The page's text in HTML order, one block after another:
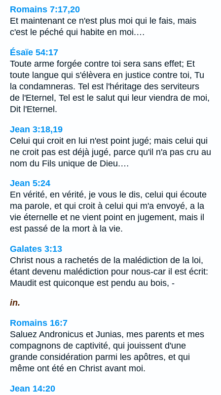
Romains 7:17,20
Et maintenant ce n'est plus moi qui le fais, mais
c'est le péché qui habite en moi.…
Ésaïe 54:17
Toute arme forgée contre toi sera sans effet; Et
toute langue qui s'élèvera en justice contre toi, Tu
la condamneras. Tel est l'héritage des serviteurs
de l'Eternel, Tel est le salut qui leur viendra de moi,
Dit l'Eternel.
Jean 3:18,19
Celui qui croit en lui n'est point jugé; mais celui qui
ne croit pas est déjà jugé, parce qu'il n'a pas cru au
nom du Fils unique de Dieu.…
Jean 5:24
En vérité, en vérité, je vous le dis, celui qui écoute
ma parole, et qui croit à celui qui m'a envoyé, a la
vie éternelle et ne vient point en jugement, mais il
est passé de la mort à la vie.
Galates 3:13
Christ nous a rachetés de la malédiction de la loi,
étant devenu malédiction pour nous-car il est écrit:
Maudit est quiconque est pendu au bois, -
in.
Romains 16:7
Saluez Andronicus et Junias, mes parents et mes
compagnons de captivité, qui jouissent d'une
grande considération parmi les apôtres, et qui
même ont été en Christ avant moi.
Jean 14:20